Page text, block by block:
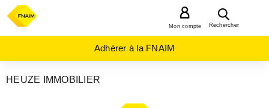
Rechercher
Mon compte
Adhérer à la FNAIM
HEUZE IMMOBILIER